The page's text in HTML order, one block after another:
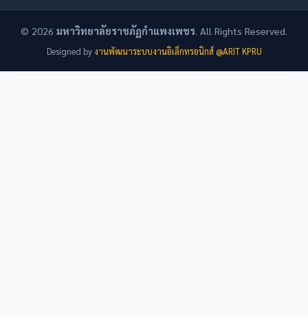
© 2026 มหาวิทยาลัยราชภัฏกำแพงเพชร. All Rights Reserved.
Designed byงานพัฒนาระบบงานอิเล็กทรอนิกส์ @ARIT KPRU